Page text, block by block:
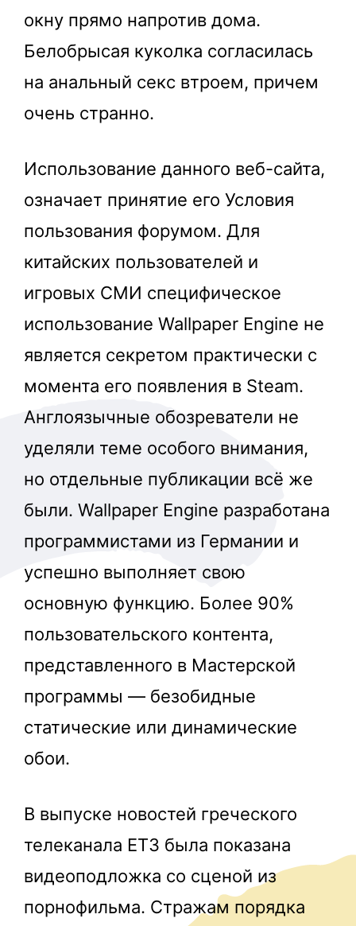
окну прямо напротив дома.
Белобрысая куколка согласилась
на анальный секс втроем, причем
очень странно.
Использование данного веб-сайта,
означает принятие его Условия
пользования форумом. Для
китайских пользователей и
игровых СМИ специфическое
использование Wallpaper Engine не
является секретом практически с
момента его появления в Steam.
Англоязычные обозреватели не
уделяли теме особого внимания,
но отдельные публикации всё же
были. Wallpaper Engine разработана
программистами из Германии и
успешно выполняет свою
основную функцию. Более 90%
пользовательского контента,
представленного в Мастерской
программы — безобидные
статические или динамические
обои.
В выпуске новостей греческого
телеканала ET3 была показана
видеоподложка со сценой из
порнофильма. Стражам порядка